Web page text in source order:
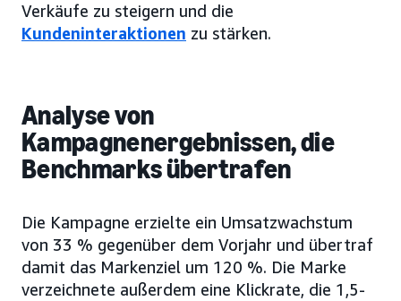
Verkäufe zu steigern und die
Kundeninteraktionen zu stärken.
Analyse von
Kampagnenergebnissen, die
Benchmarks übertrafen
Die Kampagne erzielte ein Umsatzwachstum
von 33 % gegenüber dem Vorjahr und übertraf
damit das Markenziel um 120 %. Die Marke
verzeichnete außerdem eine Klickrate, die 1,5-